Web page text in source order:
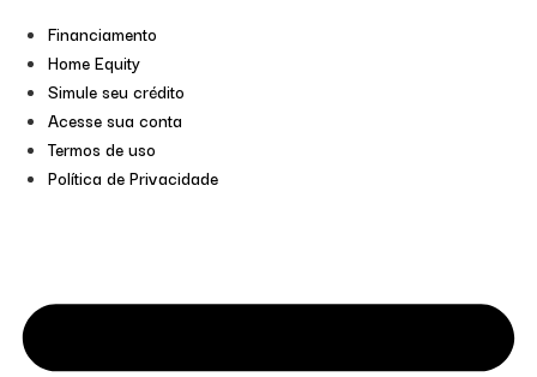
Financiamento
Home Equity
Simule seu crédito
Acesse sua conta
Termos de uso
Política de Privacidade